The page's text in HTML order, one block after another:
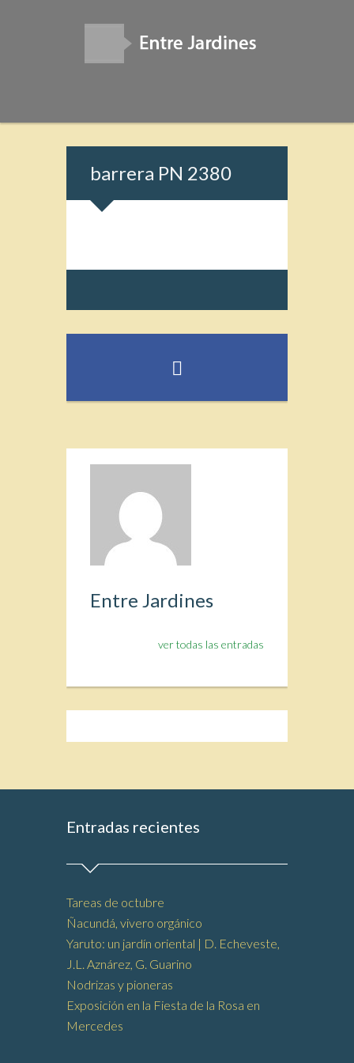
barrera PN 2380
Entre Jardines
ver todas las entradas
Entradas recientes
Tareas de octubre
Ñacundá, vivero orgánico
Yaruto: un jardín oriental | D. Echeveste,
J.L. Aznárez, G. Guarino
Nodrizas y pioneras
Exposición en la Fiesta de la Rosa en
Mercedes